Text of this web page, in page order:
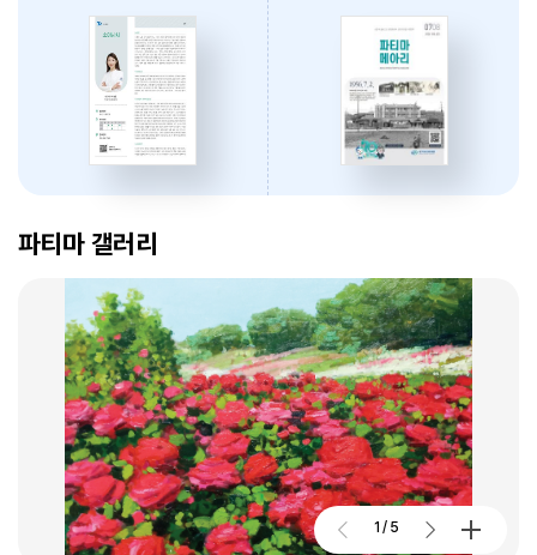
암 표적치료 - 대구파티마병원 병리과 변정섭 과장
2026. 01. 07
암환자의 관리 - 대구파티마병원 혈액종양내과 이선아 과장
2026. 01. 02
대구파티마병원, 개원 70주년 기념 『미션, 파티마에서 빛나다』 발간
축하식 개최
2026.07.31
대구광역시간호사회와 함께 개원 70주년 기념 커피부스 운영
대구파티마병원, 진단검사의학과 리모델링 축복식 개최
2026.07.29
우성진 동구청장, 대구파티마병원 방문
2026.07.28
대구파티마병원, 스타키보청기 대구센터로부터 개원 70주년 기념
노트북 기증 받아
2026.07.27
대구파티마병원, 개원 70주년 기념 및 제11회 생명사랑 생명주간 축제
파티마 갤러리
1 / 5